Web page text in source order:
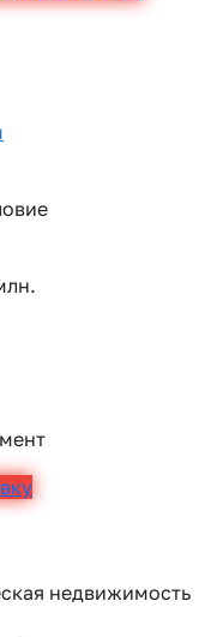
недвижимость